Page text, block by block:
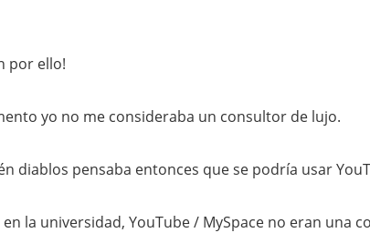
por ello!
yo no me consideraba un consultor de lujo.
diablos pensaba entonces que se podría usar
la universidad, YouTube / MySpace no eran una